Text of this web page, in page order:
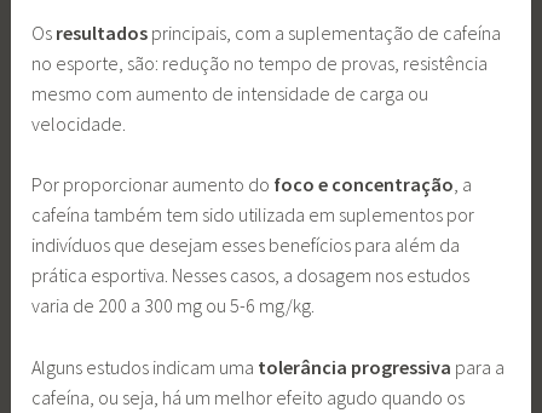
Os resultados principais, com a suplementação de cafeína
no esporte, são: redução no tempo de provas, resistência
mesmo com aumento de intensidade de carga ou
velocidade.
Por proporcionar aumento do foco e concentração, a
cafeína também tem sido utilizada em suplementos por
indivíduos que desejam esses benefícios para além da
prática esportiva. Nesses casos, a dosagem nos estudos
varia de 200 a 300 mg ou 5-6 mg/kg.
Alguns estudos indicam uma tolerância progressiva para a
cafeína, ou seja, há um melhor efeito agudo quando os